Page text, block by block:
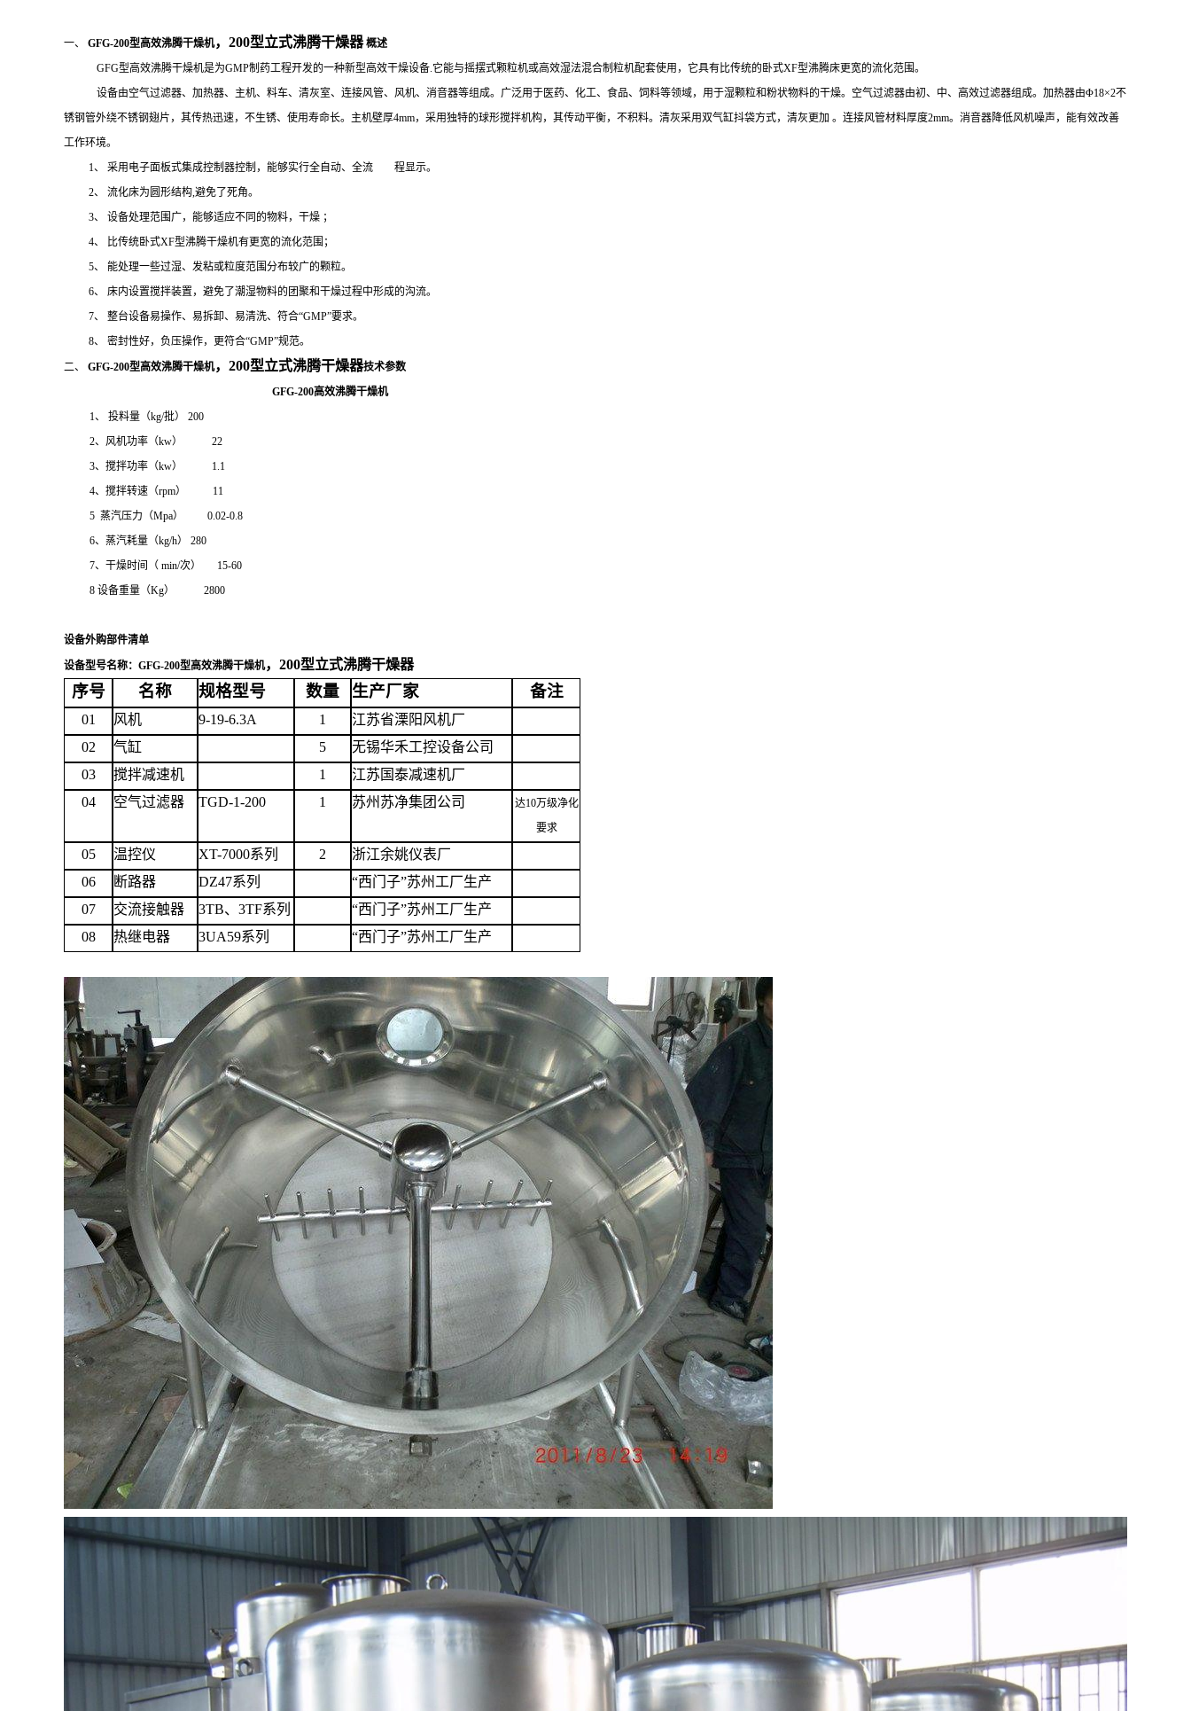
一、 GFG-200型高效沸腾干燥机，200型立式沸腾干燥器 概述
GFG型高效沸腾干燥机是为GMP制药工程开发的一种新型高效干燥设备.它能与摇摆式颗粒机或高效湿法混合制粒机配套使用，它具有比传统的卧式XF型沸腾床更宽的流化范围。
设备由空气过滤器、加热器、主机、料车、清灰室、连接风管、风机、消音器等组成。广泛用于医药、化工、食品、饲料等领域，用于湿颗粒和粉状物料的干燥。空气过滤器由初、中、高效过滤器组成。加热器由Φ18×2不
锈钢管外绕不锈钢翅片，其传热迅速，不生锈、使用寿命长。主机壁厚4mm，采用独特的球形搅拌机构，其传动平衡，不积料。清灰采用双气缸抖袋方式，清灰更加 。连接风管材料厚度2mm。消音器降低风机噪声，能有效改善
工作环境。
1、 采用电子面板式集成控制器控制，能够实行全自动、全流 程显示。
2、 流化床为圆形结构,避免了死角。
3、 设备处理范围广，能够适应不同的物料，干燥 ；
4、 比传统卧式XF型沸腾干燥机有更宽的流化范围；
5、 能处理一些过湿、发粘或粒度范围分布较广的颗粒。
6、 床内设置搅拌装置，避免了潮湿物料的团聚和干燥过程中形成的沟流。
7、 整台设备易操作、易拆卸、易清洗、符合“GMP”要求。
8、 密封性好，负压操作，更符合“GMP”规范。
二、 GFG-200型高效沸腾干燥机，200型立式沸腾干燥器技术参数
GFG-200高效沸腾干燥机
1、投料量（kg/批）200
2、风机功率（kw） 22
3、搅拌功率（kw） 1.1
4、搅拌转速（rpm） 11
5 蒸汽压力（Mpa） 0.02-0.8
6、蒸汽耗量（kg/h）280
7、干燥时间（ min/次） 15-60
8设备重量（Kg） 2800
设备外购部件清单
设备型号名称： GFG-200型高效沸腾干燥机，200型立式沸腾干燥器
序号 名称 规格型号 数量 生产厂家 备注
01 风机 9-19-6.3A 1
江苏省溧阳风机厂
02
气缸 5
无锡华禾工控设备公司
03
搅拌减速机 1
江苏国泰减速机厂
04
空气过滤器 TGD-1-200 1 苏州苏净集团公司 达10万级净化
要求
05 温控仪 XT-7000系列 2
浙江余姚仪表厂
06
断路器 DZ47系列
“西门子”苏州工厂生产
07
交流接触器 3TB、3TF系列
“西门子”苏州工厂生产
08
热继电器 3UA59系列 “西门子”苏州工厂生产